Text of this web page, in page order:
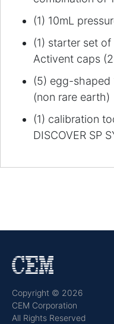
(1) 10mL
(1) starter set
Activent caps
(5) egg-shaped
(non rare earth)
(1) calibration
DISCOVER SP
Copyright © 2026
CEM Corporation
All Rights Reserved